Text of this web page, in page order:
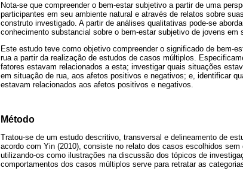
Nota-se que compreender o bem-estar subjetivo a partir de uma
participantes em seu ambiente natural e através de relatos sobre
construto investigado. A partir de análises qualitativas pode-se
conhecimento substancial sobre o bem-estar subjetivo de jovens em
Este estudo teve como objetivo compreender o significado de bem-
rua a partir da realização de estudos de casos múltiplos.
fatores estavam relacionados a esta; investigar quais situações
em situação de rua, aos afetos positivos e negativos; e, identificar
estavam relacionados aos afetos positivos e negativos.
Método
Tratou-se de um estudo descritivo, transversal e delineamento de
acordo com Yin (2010), consiste no relato dos casos escolhidos
utilizando-os como ilustrações na discussão dos tópicos de
comportamentos dos casos múltiplos serve para retratar as